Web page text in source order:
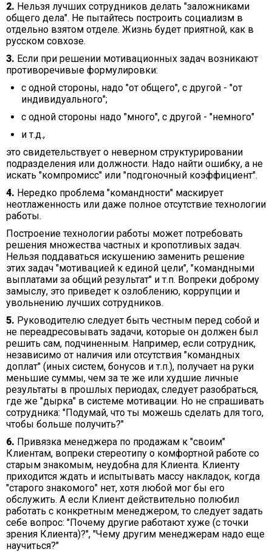
2. Нельзя лучших сотрудников делать "заложниками
общего дела". Не пытайтесь построить социализм в
отдельно взятом отделе. Жизнь будет приятной, как в
русском совхозе.
3. Если при решении мотивационных задач возникают
противоречивые формулировки:
с одной стороны, надо "от общего", с другой - "от
индивидуального";
с одной стороны надо "много", с другой - "немного"
и т.д.,
это свидетельствует о неверном структурировании
подразделения или должности. Надо найти ошибку, а не
искать "компромисс" или "подгоночный коэффициент".
4. Нередко проблема "командности" маскирует
неотлаженность или даже полное отсутствие технологии
работы.
Построение технологии работы может потребовать
решения множества частных и кропотливых задач.
Нельзя поддаваться искушению заменить решение
этих задач "мотивацией к единой цели", "командными
выплатами за общий результат" и т.п. Вопреки доброму
замыслу, это приведет к озлоблению, коррупции и
увольнению лучших сотрудников.
5. Руководителю следует быть честным перед собой и
не переадресовывать задачи, которые он должен был
решить сам, подчиненным. Например, если сотрудник,
независимо от наличия или отсутствия "командных
доплат" (иных систем, бонусов и т.п.), получает на руки
меньшие суммы, чем за те же или худшие личные
результаты в прошлых периодах, следует разобраться,
где же "дырка" в системе мотивации. Но не спрашивать
сотрудника: "Подумай, что ты можешь сделать для того,
чтобы больше получить?"
6. Привязка менеджера по продажам к "своим"
Клиентам, вопреки стереотипу о комфортной работе со
старым знакомым, неудобна для Клиента. Клиенту
приходится ждать и испытывать массу накладок, когда
"старого знакомого" нет, хотя любой мог бы его
обслужить. А если Клиент действительно полюбил
работать с конкретным менеджером, то следует задать
себе вопрос: "Почему другие работают хуже (с точки
зрения Клиента)?", "Чему другим менеджерам надо еще
научиться?"